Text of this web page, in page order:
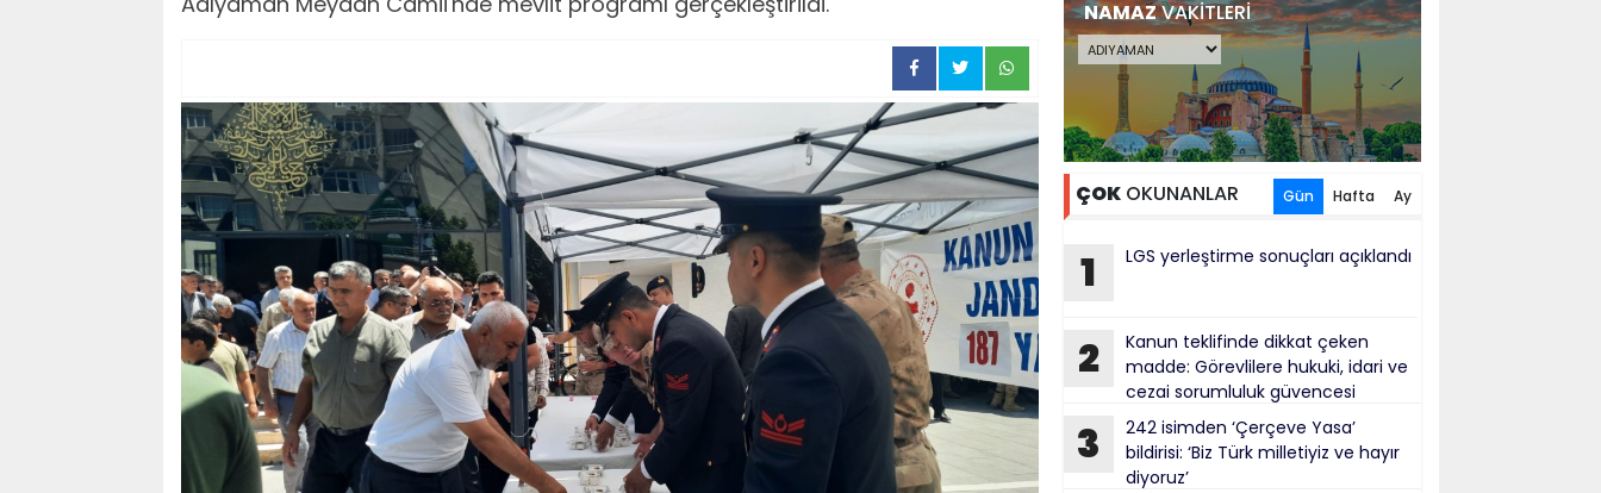
NAMAZVAKİTLERİ
ÇOKOKUNANLAR Gün Hafta Ay
1 LGS yerleştirme sonuçları açıklandı
2
Kanun teklifinde dikkat çeken
madde: Görevlilere hukuki, idari ve
cezai sorumluluk güvencesi
3
242 isimden ‘Çerçeve Yasa’
bildirisi: ‘Biz Türk milletiyiz ve hayır
diyoruz’